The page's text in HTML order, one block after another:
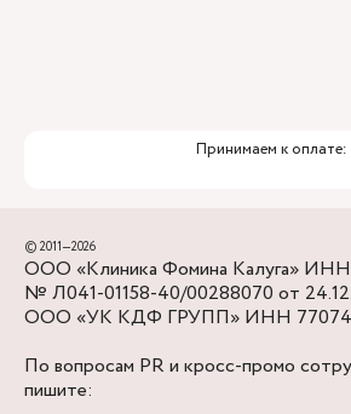
Принимаем к оплате:
© 2011—2026
ООО «Клиника Фомина Калуга» ИНН
№ Л041-01158-40/00288070 от
ООО «УК КДФ ГРУПП» ИНН
По вопросам PR и кросс-промо
пишите: